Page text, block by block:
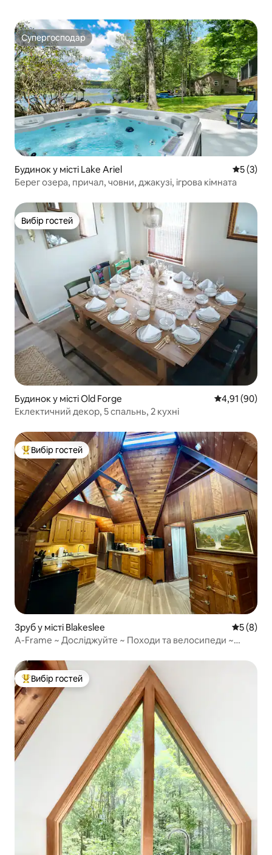
Супергосподар
Супергосподар
Будинок у місті Lake Ariel Середня
5 (3)
Берег озера, причал, човни, джакузі, ігрова кімната
Вибір гостей
Вибір гостей
Будинок у місті Old Forge Середня
4,91 (90)
Еклектичний декор, 5 спальнь, 2 кухні
Топ вибір гостей
Вибір гостей
Зруб у місті Blakeslee Середня
5 (8)
A-Frame ~ Досліджуйте ~ Походи та велосипеди ~
Топ вибір гостей
Вибір гостей